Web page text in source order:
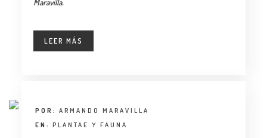
LEER MÁS
POR: ARMANDO MARAVILLA
EN: PLANTAE Y FAUNA